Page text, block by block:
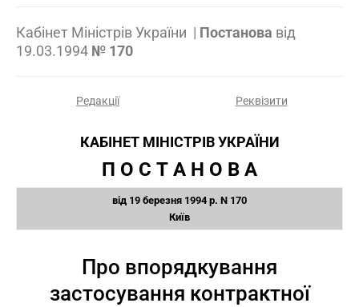
Кабінет Міністрів України | Постанова від
19.03.1994 № 170
Редакції Реквізити
КАБІНЕТ МІНІСТРІВ УКРАЇНИ
П О С Т А Н О В А
від 19 березня 1994 р. N 170
Київ
Про впорядкування
застосування контрактної